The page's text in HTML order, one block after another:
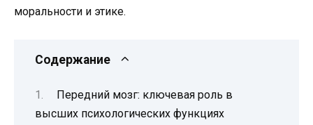
моральности и этике.
Содержание
Передний мозг: ключевая роль в
высших психологических функциях